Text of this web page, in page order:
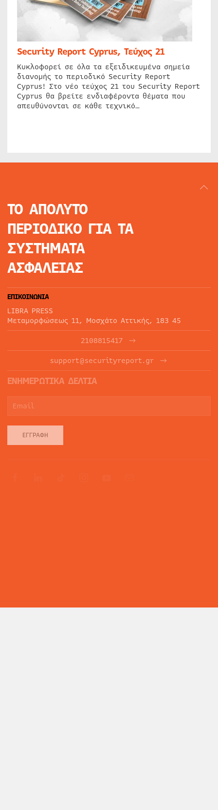
Security Report Cyprus, Τεύχος 21
Κυκλοφορεί σε όλα τα εξειδικευμένα σημεία
διανομής το περιοδικό Security Report
Cyprus! Στο νέο τεύχος 21 του Security Report
Cyprus θα βρείτε ενδιαφέροντα θέματα που
απευθύνονται σε κάθε τεχνικό…
ΤΟ ΑΠΟΛΥΤΟ
ΠΕΡΙΟΔΙΚΟ ΓΙΑ ΤΑ
ΣΥΣΤΗΜΑΤΑ
ΑΣΦΑΛΕΙΑΣ
ΕΠΙΚΟΙΝΩΝΙΑ
LIBRA PRESS
Μεταμορφώσεως 11, Μοσχάτο Αττικής, 183 45
2108815417
support@securityreport.gr
ΕΝΗΜΕΡΩΤΙΚΑ ΔΕΛΤΙΑ
ΕΓΓΡΑΦΉ